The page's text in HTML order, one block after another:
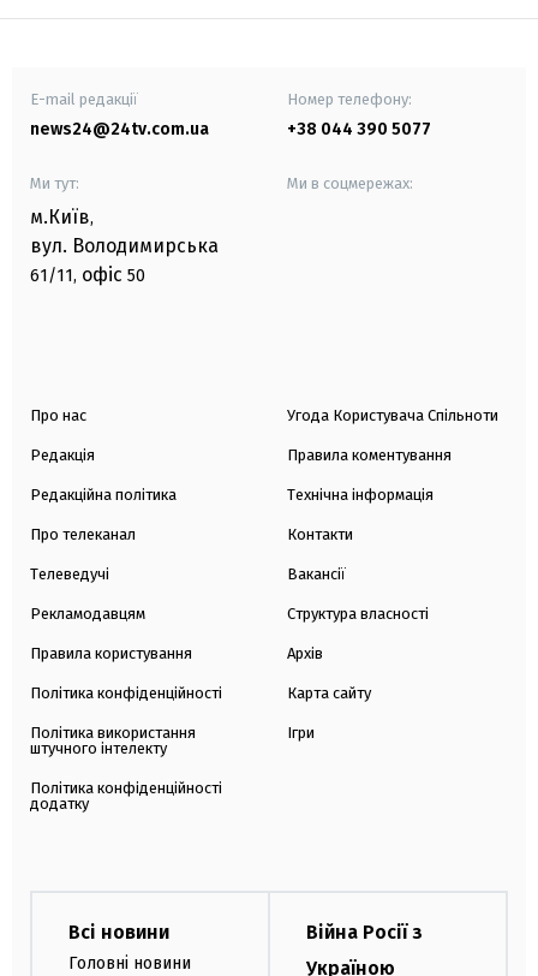
E-mail редакції
news24@24tv.com.ua
Номер телефону:
+38 044 390 5077
Ми тут:
м.Київ,
вул. Володимирська
61/11, офіс 50
Ми в соцмережах:
Про нас
Редакція
Редакційна політика
Про телеканал
Телеведучі
Рекламодавцям
Правила користування
Політика конфіденційності
Політика використання
штучного інтелекту
Політика конфіденційності
додатку
Угода Користувача Спільноти
Правила коментування
Технічна інформація
Контакти
Вакансії
Структура власності
Архів
Карта сайту
Ігри
Всі новини
Головні новини
Війна Росії з
Україною